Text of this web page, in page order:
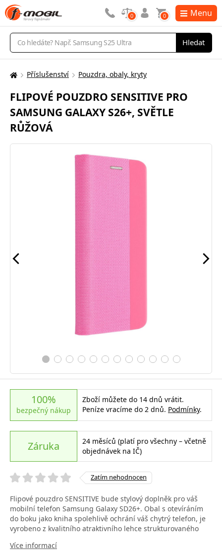
Vyhledávání
Hledat
0 0 Menu
Zde
nacházíte:
Příslušenství Pouzdra, obaly, kryty
FLIPOVÉ POUZDRO SENSITIVE PRO
SAMSUNG GALAXY S26+, SVĚTLE
RŮŽOVÁ
100%
bezpečný nákup
Zboží můžete do 14 dnů vrátit.
Peníze vracíme do 2 dnů. Podmínky.
Záruka
24 měsíců (platí pro všechny – včetně
objednávek na IČ)
Zatím nehodnocen
Flipové pouzdro SENSITIVE bude stylový doplněk pro váš
mobilní telefon Samsung Galaxy SD26+. Obal s otevíráním
do boku jako kniha spolehlivě ochrání váš chytrý telefon, je
vyrobeno z kvalitního atraktivního lehce strukturovaného
Více informací